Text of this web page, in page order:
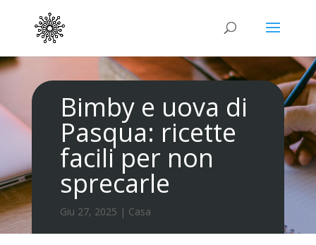
Bimby e uova di
Pasqua: ricette
facili per non
sprecarle
Giu 27, 2025 | Casa